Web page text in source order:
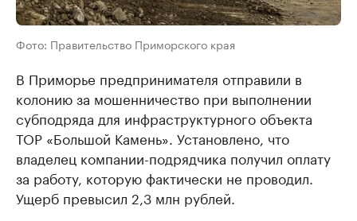
Фото: Правительство Приморского края
В Приморье предпринимателя отправили в
колонию за мошенничество при выполнении
субподряда для инфраструктурного объекта
ТОР «Большой Камень». Установлено, что
владелец компании-подрядчика получил оплату
за работу, которую фактически не проводил.
Ущерб превысил 2,3 млн рублей.